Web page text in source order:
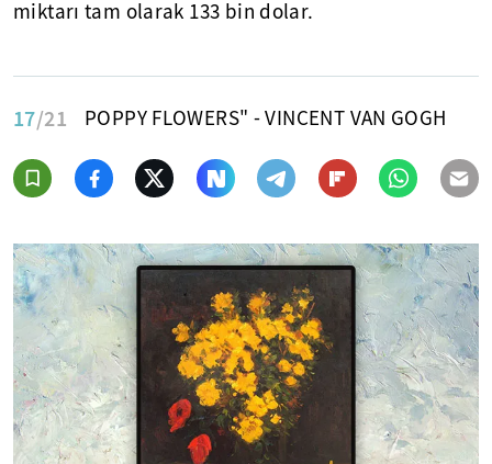
miktarı tam olarak 133 bin dolar.
17/21 POPPY FLOWERS" - VINCENT VAN GOGH